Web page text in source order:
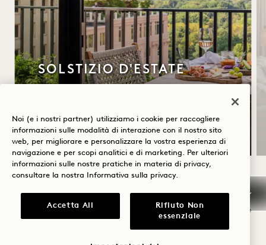
SOLSTIZIO D'ESTATE
Condizioni di cancellazione flessibili
NaN / 12
Noi (e i nostri partner) utilizziamo i cookie per raccogliere
informazioni sulle modalità di interazione con il nostro sito
web, per migliorare e personalizzare la vostra esperienza di
navigazione e per scopi analitici e di marketing. Per ulteriori
informazioni sulle nostre pratiche in materia di privacy,
consultare la nostra
Informativa sulla privacy.
Accetta All
Rifiuto Non
essenziale